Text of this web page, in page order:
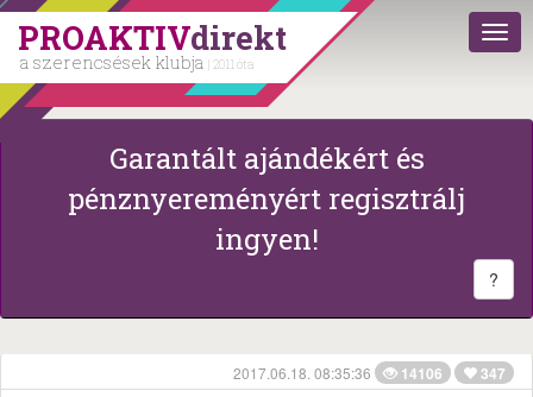
PROAKTIVdirekt
a szerencsések klubja | 2011 óta
Garantált ajándékért és
pénznyereményért regisztrálj
ingyen!
?
2017.06.18. 08:35:36 14106 347